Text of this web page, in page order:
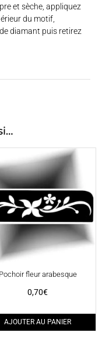
et sèche, appliquez
du motif,
diamant puis retirez
Pochoir fleur arabesque
0,70€
AJOUTER AU PANIER